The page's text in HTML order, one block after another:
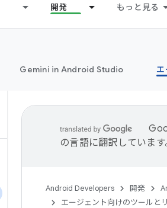
開発 もっと見る
Gemini in Android Studio
の言語に翻訳していま
Android Developers 開発
エージェント向けのツールと